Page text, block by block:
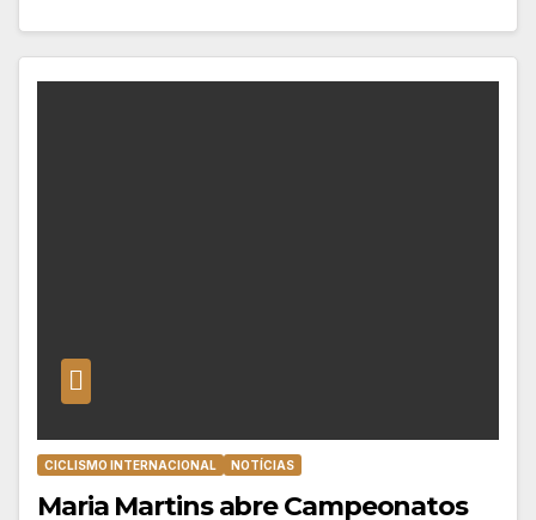
CICLISMO INTERNACIONAL NOTÍCIAS
Maria Martins abre Campeonatos